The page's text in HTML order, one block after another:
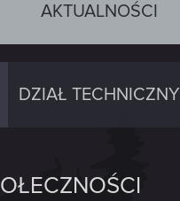
AKTUALNOŚCI
DZIAŁ TECHNICZNY